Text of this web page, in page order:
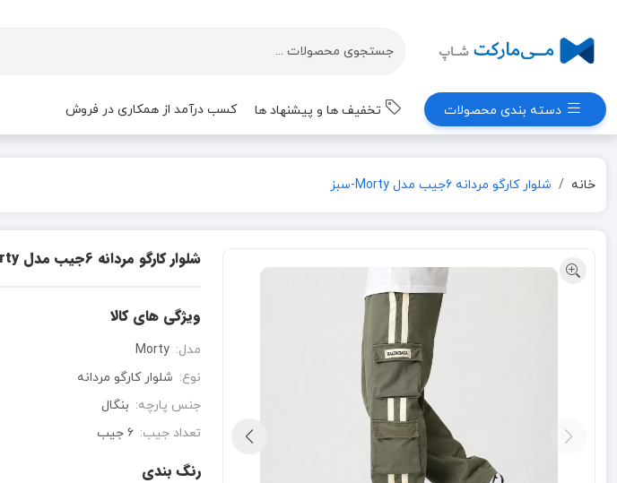
دسته بندی محصولات تخفیف ها و پیشنهاد ها کسب درآمد از همکاری در فروش
خانه شلوار کارگو مردانه 6جیب مدل Morty-سبز
شلوار کارگو مردانه 6جیب مدل Morty-سبز
ویژگی های کالا
مدل: Morty
نوع: شلوار کارگو مردانه
جنس پارچه: بنگال
تعداد جیب: ۶ جیب
رنگ بندی